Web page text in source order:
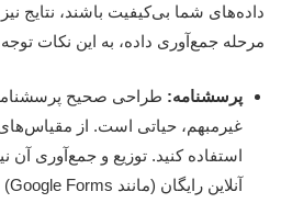
داده‌های شما بی‌کیفیت باشند، نتایج
مرحله جمع‌آوری داده، به این نکات توجه
پرسشنامه: طراحی صحیح
غیرمبهم، حیاتی است. از مقیاس‌های
استفاده کنید. توزیع و جمع‌آوری آن
آنلاین رایگان (مانند Google Forms) انجام شود.